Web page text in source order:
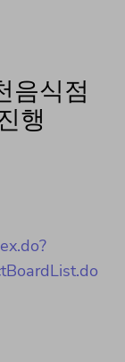
음식점
행